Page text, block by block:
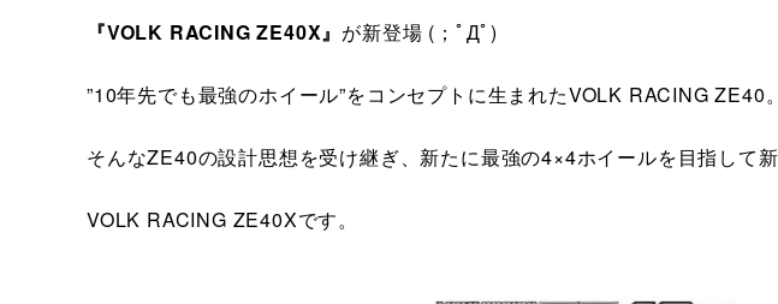
『VOLK RACING ZE40X』 が新登場 (；ﾟДﾟ)
”10年先でも最強のホイール”をコンセプトに生まれたVOLK RACING ZE40。
そんなZE40の設計思想を受け継ぎ、新たに最強の4×4ホイールを目指して
VOLK RACING ZE40Xです。